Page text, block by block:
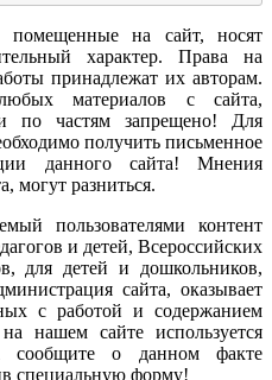
помещенные на сайт,носят
характер. Права
на
принадлежат их авторам.
материалов с сайта,
по частям запрещено! Для
получить письменное
данного сайта! Мнения
, могут разниться.
пользователями
контент
и детей, Всероссийских
, для детей и дошкольников,
сайта, оказывает
с работой и содержанием
на нашем сайте используется
сообщите о данном
факте
специальную форму!